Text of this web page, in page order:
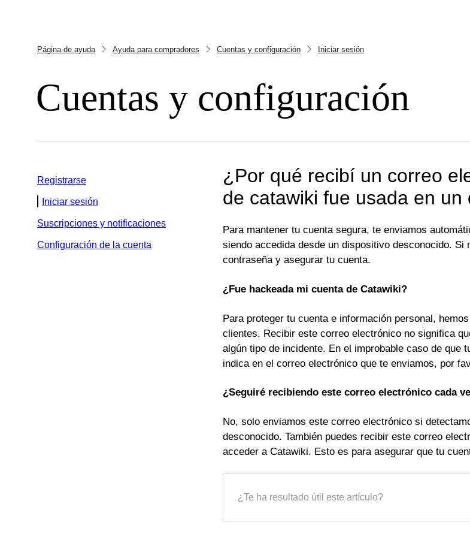
Página de ayuda Ayuda para compradores Cuentas y configuración Iniciar sesión
Cuentas y configuración
Registrarse
Iniciar sesión
Suscripciones y notificaciones
Configuración de la cuenta
¿Por qué recibí un correo
de catawiki fue usada en un
Para mantener tu cuenta segura, te enviamos
siendo accedida desde un dispositivo desconocido.
contraseña y asegurar tu cuenta.
¿Fue hackeada mi cuenta de Catawiki?
Para proteger tu cuenta e información personal,
clientes. Recibir este correo electrónico no significa
algún tipo de incidente. En el improbable caso de que
indica en el correo electrónico que te enviamos, por
¿Seguiré recibiendo este correo electrónico cada
No, solo enviamos este correo electrónico si
desconocido. También puedes recibir este correo
acceder a Catawiki. Esto es para asegurar que tu
¿Te ha resultado útil este artículo?